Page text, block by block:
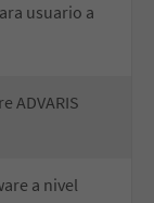
usuario a
ADVARIS
a nivel